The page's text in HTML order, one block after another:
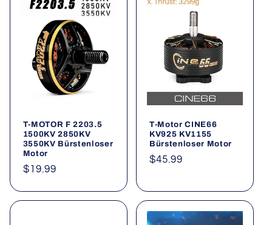
T-MOTOR F 2203.5
1500KV 2850KV
3550KV Bürstenloser
Motor
Normaler
$19.99
T-Motor CINE66
KV925 KV1155
Bürstenloser Motor
Normaler
$45.99